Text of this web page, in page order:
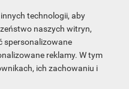
technologii, aby
naszych witryn,
spersonalizowane
reklamy. W tym
ich zachowaniu i